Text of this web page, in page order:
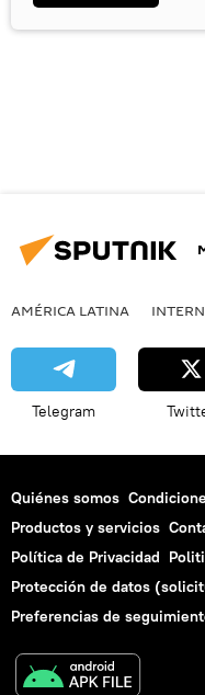
AMÉRICA LATINA
Telegram
Quiénes somos
Productos y servicios
Política de Privacidad
Protección de datos
Preferencias de